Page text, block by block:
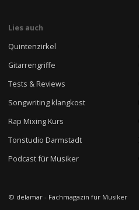
Lies auch
Quintenzirkel
Gitarrengriffe
Tests & Reviews
Songwriting klangkost
Rap Mixing Kurs
Tonstudio Darmstadt
Podcast für Musiker
© delamar - Fachmagazin für Musiker